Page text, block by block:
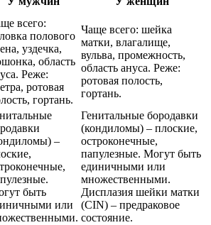
всего:
полового
уздечка,
область
Реже:
ротовая
гортань.
Чаще всего: шейка
матки, влагалище,
вульва, промежность,
область ануса. Реже:
ротовая полость,
гортань.
–
быть
или
Генитальные бородавки
(кондиломы) – плоские,
остроконечные,
папулезные. Могут быть
единичными или
множественными.
Дисплазия шейки матки
(CIN) – предраковое
состояние.